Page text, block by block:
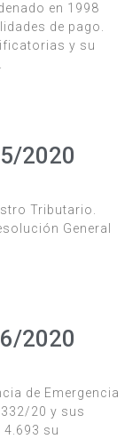
en 1998
de pago.
y su
2020
Tributario.
General
2020
de Emergencia
20 y sus
su